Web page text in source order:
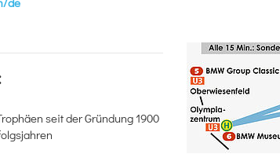
seit der Gründung 1900